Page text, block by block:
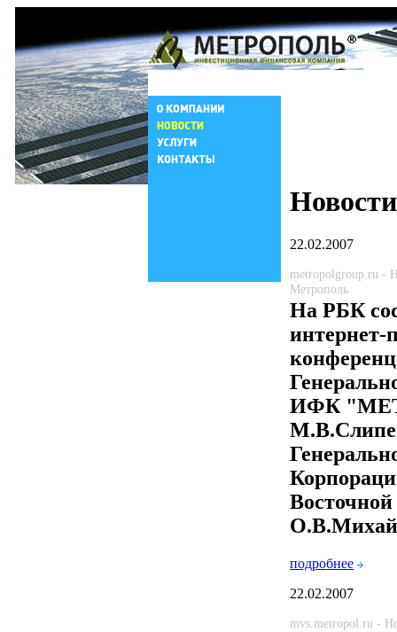
22.02.2007
metropolgroup.ru -
Метрополь
На РБК
интернет-
ИФК
подробнее
22.02.2007
mvs.metropol.ru -